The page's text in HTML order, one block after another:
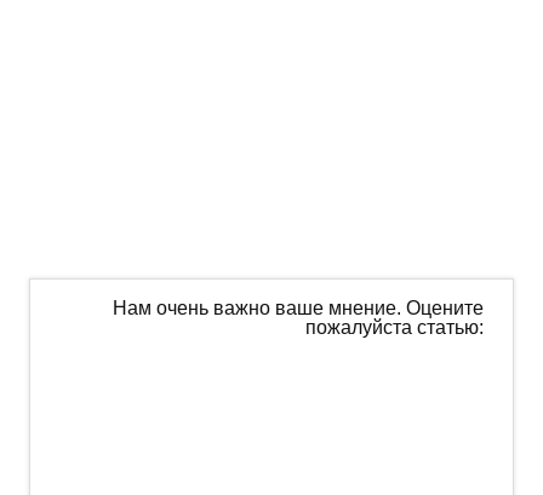
Нам очень важно ваше мнение. Оцените
пожалуйста статью: